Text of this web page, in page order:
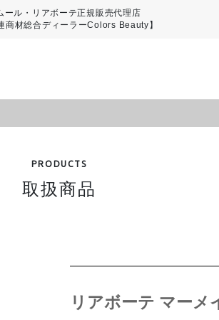
ール・リアボーテ正規販売代理店
商材総合ディーラーColors Beauty】
PRODUCTS
取扱商品
リアボーテ マーメ